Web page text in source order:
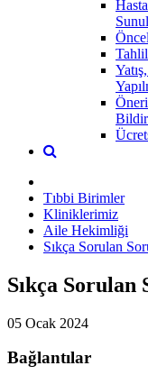
Tıbbi Birimler
Kliniklerimiz
Aile Hekimliği
Sıkça Sorulan
Sıkça Sorulan
05 Ocak 2024
Bağlantılar